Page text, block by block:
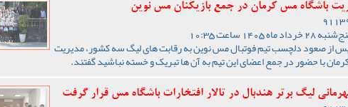
باشگاه مس کرمان در جمع بازیکنان مس نوین
28 خرداد ماه 1405 ساعت 10:35
از صعود دلچسب تیم فوتبال مس نوین به رقابت های لیگ سه کشور، مدیریت
با حضور در جمع اعضای این تیم به آن ها تبریک و خسته نباشید گفتند.
لیگ برتر هندبال در تالار افتخارات باشگاه مس قرار گرفت